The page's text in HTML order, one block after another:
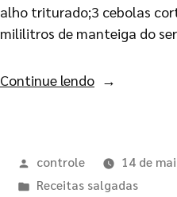
alho triturado;3 cebolas
mililitros de manteiga do
Continue lendo
controle
14 de
Receitas salgadas